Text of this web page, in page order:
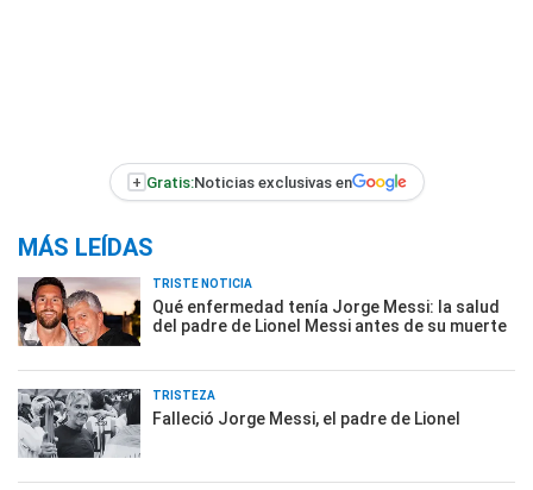
+ Gratis:Noticias exclusivas en
MÁS LEÍDAS
TRISTE NOTICIA
Qué enfermedad tenía Jorge Messi: la salud
del padre de Lionel Messi antes de su muerte
TRISTEZA
Falleció Jorge Messi, el padre de Lionel